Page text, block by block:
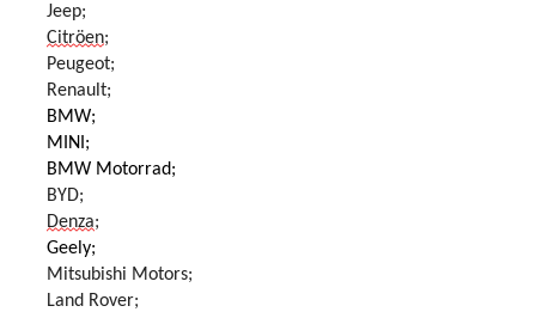
Jeep;
Citröen;
Peugeot;
Renault;
BMW;
MINI;
BMW Motorrad;
BYD;
Denza;
Geely;
Mitsubishi Motors;
Land Rover;